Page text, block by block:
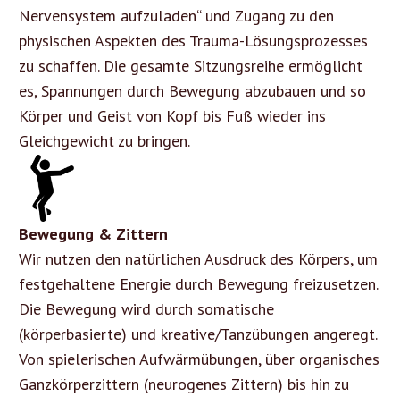
Nervensystem aufzuladen“ und Zugang zu den
physischen Aspekten des Trauma-Lösungsprozesses
zu schaffen. Die gesamte Sitzungsreihe ermöglicht
es, Spannungen durch Bewegung abzubauen und so
Körper und Geist von Kopf bis Fuß wieder ins
Gleichgewicht zu bringen.
Bewegung & Zittern
Wir nutzen den natürlichen Ausdruck des Körpers, um
festgehaltene Energie durch Bewegung freizusetzen.
Die Bewegung wird durch somatische
(körperbasierte) und kreative/Tanzübungen angeregt.
Von spielerischen Aufwärmübungen, über organisches
Ganzkörperzittern (neurogenes Zittern) bis hin zu